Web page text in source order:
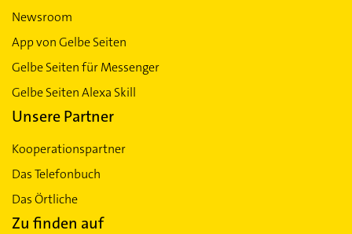
Newsroom
App von Gelbe Seiten
Gelbe Seiten für Messenger
Gelbe Seiten Alexa Skill
Unsere Partner
Kooperationspartner
Das Telefonbuch
Das Örtliche
Zu finden auf